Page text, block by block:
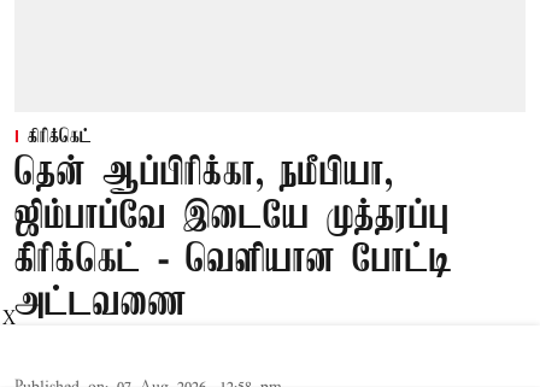
கிரிக்கெட்
தென் ஆப்பிரிக்கா, நமீபியா,
ஜிம்பாப்வே இடையே முத்தரப்பு
கிரிக்கெட் - வெளியான போட்டி
அட்டவணை
X